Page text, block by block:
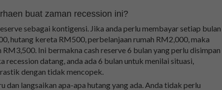
buat zaman recession ini?
sebagai kontigensi. Jika anda perlu membayar setiap bulan
hutang kereta RM500, perbelanjaan rumah RM2,000, maka
RM3,500. Ini bermakna cash reserve 6 bulan yang perlu disimpan
recession datang, anda ada 6 bulan untuk menilai situasi,
dengan tidak mencopek.
dan langsaikan apa-apa hutang yang ada. Anda tidak perlu